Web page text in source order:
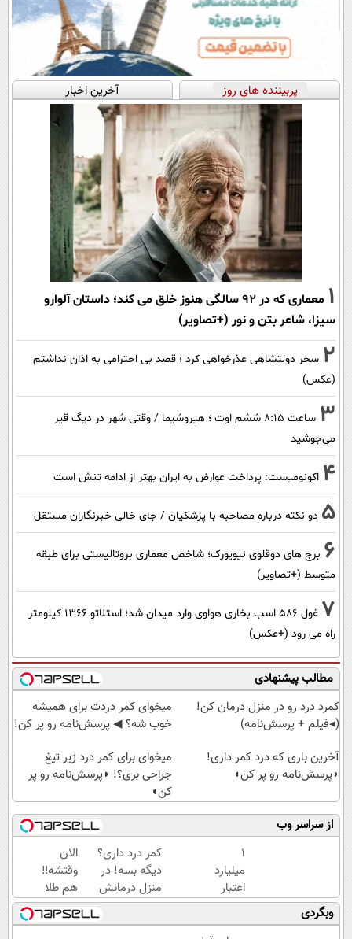
پربیننده های روز آخرین اخبار
1
معماری که در 92 سالگی هنوز خلق می کند؛ داستان آلوارو
سیزا، شاعر بتن و نور (+تصاویر)
2 سحر دولتشاهی عذرخواهی کرد ؛ قصد بی احترامی به اذان نداشتم
(عکس)
3
ساعت ۸:۱۵ ششم اوت ؛ هیروشیما / وقتی شهر در دیگ قیر
می‌جوشید
4 اکونومیست: پرداخت عوارض به ایران بهتر از ادامه تنش است
5 دو نکته درباره مصاحبه با پزشکیان / جای خالی خبرنگاران مستقل
6 برج های دوقلوی نیویورک؛ شاخص معماری بروتالیستی برای طبقه
متوسط (+تصاویر)
7
غول 586 اسب بخاری هواوی وارد میدان شد؛ استلاتو 1366 کیلومتر
راه می رود (+عکس)
مطالب پیشنهادی
کمرد درد رو در منزل درمان کن!
(◂فیلم + پرسش‌نامه)
میخوای کمر دردت برای همیشه
خوب شه؟ ◀ پرسش‌نامه رو پر کن!
آخرین باری که درد کمر داری!
◗پرسش‌نامه رو پر کن◖
میخوای برای کمر درد زیر تیغ
جراحی بری؟! ◗پرسش‌نامه رو پر
کن◖
از سراسر وب
۱
میلیارد
اعتبار
خرید
طلا |
کمر درد داری؟
دیگه بسه! در
منزل درمانش
کن
(◀پرسش‌نامه)
الان
وقتشه‼️
هم طلا
بخر هم
قسطی
وبگردی